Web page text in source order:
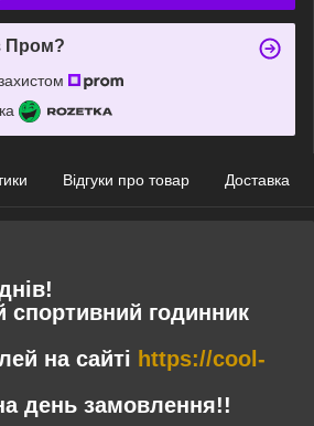
Пром?
Відгуки про товар Доставка
спортивний годинник
на сайті https://cool-
день замовлення!!